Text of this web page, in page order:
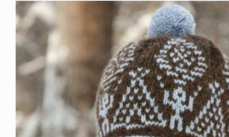
МОИ КОНТАКТЫ
Telegram